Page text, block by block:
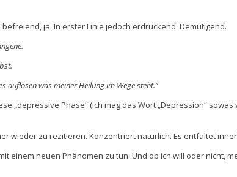
ja. In erster Linie jedoch erdrückend. Demütigend.
auflösen was meiner Heilung im Wege steht.“
„depressive Phase“ (ich mag das Wort „Depression“
wieder zu rezitieren. Konzentriert natürlich. Es entfaltet
einem neuen Phänomen zu tun. Und ob ich will oder nicht,